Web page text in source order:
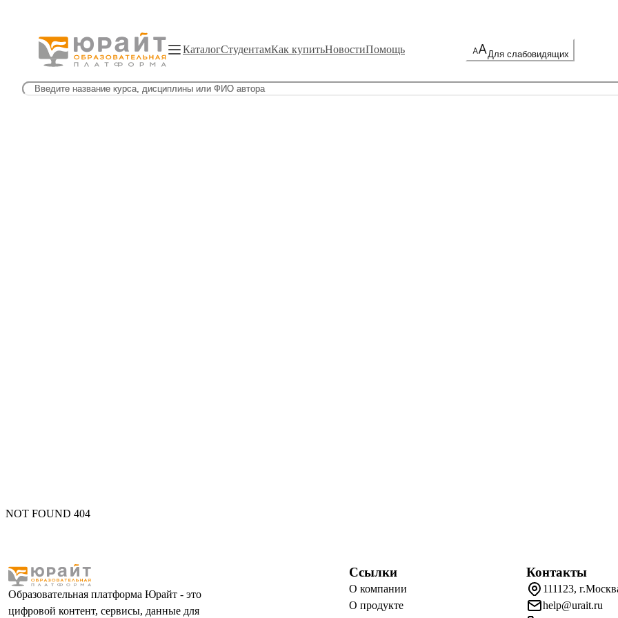
КаталогСтудентамКак купитьНовостиПомощь Для слабовидящих
NOT FOUND 404
Образовательная платформа Юрайт - это
цифровой контент, сервисы, данные для
Ссылки
О компании
О продукте
Контакты
111123,
help@urait.ru